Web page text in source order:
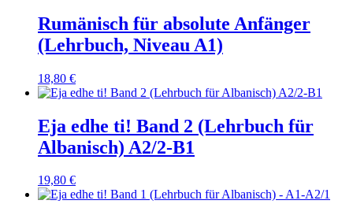
Rumänisch für absolute Anfänger
(Lehrbuch, Niveau A1)
18,80 €
Eja edhe ti! Band 2 (Lehrbuch für
Albanisch) A2/2-B1
19,80 €